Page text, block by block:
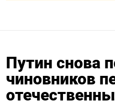
Путин снова
чиновников